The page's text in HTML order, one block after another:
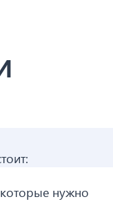
нужно